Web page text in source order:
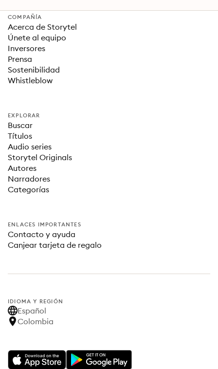
COMPAÑÍA
Acerca de Storytel
Únete al equipo
Inversores
Prensa
Sostenibilidad
Whistleblow
EXPLORAR
Buscar
Títulos
Audio series
Storytel Originals
Autores
Narradores
Categorías
ENLACES IMPORTANTES
Contacto y ayuda
Canjear tarjeta de regalo
IDIOMA Y REGIÓN
Español
Colombia